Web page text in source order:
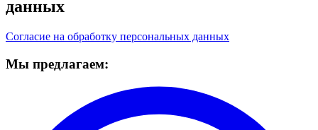
данных
Согласие на обработку персональных данных
Мы предлагаем: